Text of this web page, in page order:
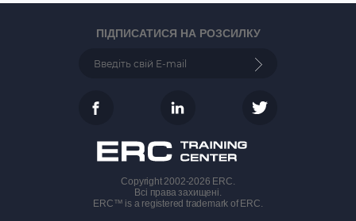
Copyright 2002-2026 ERC.
Всі права захищені.
ERC™ is a registered trademark of ERC.
ПІДПИСАТИСЯ НА РОЗСИЛКУ